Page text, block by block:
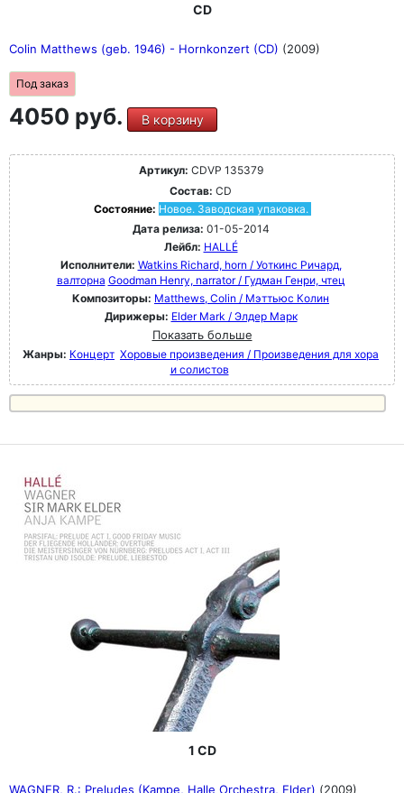
CD
Colin Matthews (geb. 1946) - Hornkonzert (CD) (2009)
Под заказ
4050 руб. В корзину
Артикул: CDVP 135379
Состав: CD
Состояние: Новое. Заводская упаковка.
Дата релиза: 01-05-2014
Лейбл: HALLÉ
Исполнители: Watkins Richard, horn / Уоткинс Ричард,
валторна Goodman Henry, narrator / Гудман Генри, чтец
Композиторы: Matthews, Colin / Мэттьюс Колин
Дирижеры: Elder Mark / Элдер Марк
Показать больше
Жанры: Концерт Хоровые произведения / Произведения для хора
и солистов
1 CD
WAGNER, R.: Preludes (Kampe, Halle Orchestra, Elder) (2009)